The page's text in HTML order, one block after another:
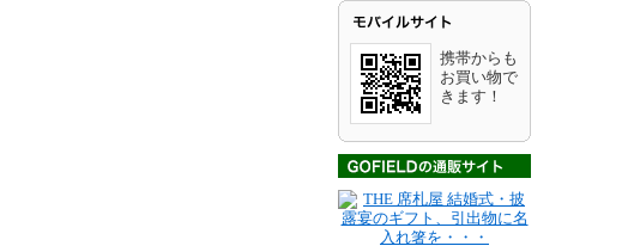
携帯からも
お買い物で
きます！